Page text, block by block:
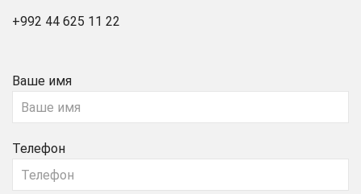
+992 44 625 11 22
Ваше имя
Телефон